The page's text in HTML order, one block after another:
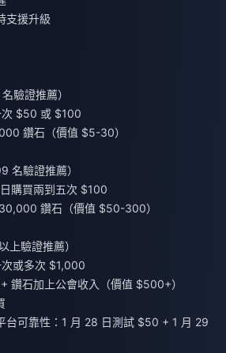
支援升級
驗證推薦）
次 $50 或 $100
鑽石（價值 $5-30）
名驗證推薦）
購買兩到五次 $100
鑽石（價值 $50-300）
上驗證推薦）
或多次 $1,000
鑽石加上公會收入（價值 $500+）
台可靠性：1 月 28 日測試 $50 + 1 月 29